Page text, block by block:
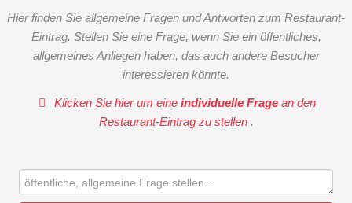
Hier finden Sie allgemeine Fragen und Antworten zum Restaurant-
Eintrag. Stellen Sie eine Frage, wenn Sie ein öffentliches,
allgemeines Anliegen haben, das auch andere Besucher
interessieren könnte.
Klicken Sie hier um eineindividuelle Frage an den
Restaurant-Eintrag zu stellen .